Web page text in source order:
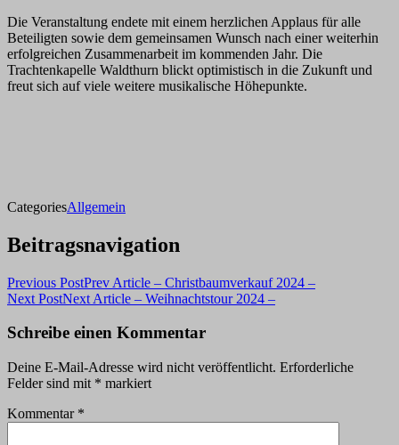
Die Veranstaltung endete mit einem herzlichen Applaus für alle
Beteiligten sowie dem gemeinsamen Wunsch nach einer weiterhin
erfolgreichen Zusammenarbeit im kommenden Jahr. Die
Trachtenkapelle Waldthurn blickt optimistisch in die Zukunft und
freut sich auf viele weitere musikalische Höhepunkte.
CategoriesAllgemein
Beitragsnavigation
Previous PostPrev Article – Christbaumverkauf 2024 –
Next PostNext Article – Weihnachtstour 2024 –
Schreibe einen Kommentar
Deine E-Mail-Adresse wird nicht veröffentlicht. Erforderliche
Felder sind mit * markiert
Kommentar *